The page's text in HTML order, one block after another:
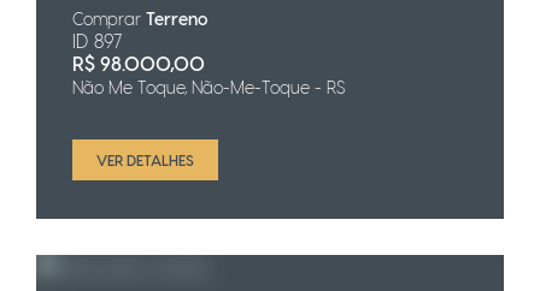
Comprar Terreno
ID 897
R$ 98.000,00
Não Me Toque, Não-Me-Toque - RS
VER DETALHES